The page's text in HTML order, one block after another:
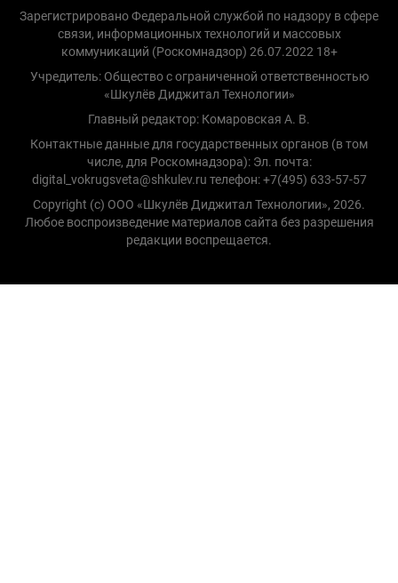
Зарегистрировано Федеральной службой по надзору в сфере
связи, информационных технологий и массовых
коммуникаций (Роскомнадзор) 26.07.2022 18+
Учредитель: Общество с ограниченной ответственностью
«Шкулёв Диджитал Технологии»
Главный редактор: Комаровская А. В.
Контактные данные для государственных органов (в том
числе, для Роскомнадзора): Эл. почта:
digital_vokrugsveta@shkulev.ru телефон: +7(495) 633-57-57
Copyright (с) ООО «Шкулёв Диджитал Технологии», 2026.
Любое воспроизведение материалов сайта без разрешения
редакции воспрещается.